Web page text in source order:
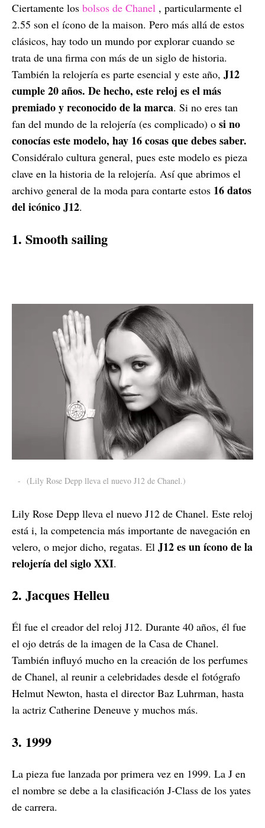
Ciertamente los bolsos de Chanel , particularmente el
2.55 son el ícono de la maison. Pero más allá de estos
clásicos, hay todo un mundo por explorar cuando se
trata de una firma con más de un siglo de historia.
También la relojería es parte esencial y este año, J12
cumple 20 años. De hecho, este reloj es el más
premiado y reconocido de la marca. Si no eres tan
fan del mundo de la relojería (es complicado) o si no
conocías este modelo, hay 16 cosas que debes saber.
Considéralo cultura general, pues este modelo es pieza
clave en la historia de la relojería. Así que abrimos el
archivo general de la moda para contarte estos 16 datos
del icónico J12.
1. Smooth sailing
- (Lily Rose Depp lleva el nuevo J12 de Chanel.)
Lily Rose Depp lleva el nuevo J12 de Chanel. Este reloj
está i, la competencia más importante de navegación en
velero, o mejor dicho, regatas. El J12 es un ícono de la
relojería del siglo XXI.
2. Jacques Helleu
Él fue el creador del reloj J12. Durante 40 años, él fue
el ojo detrás de la imagen de la Casa de Chanel.
También influyó mucho en la creación de los perfumes
de Chanel, al reunir a celebridades desde el fotógrafo
Helmut Newton, hasta el director Baz Luhrman, hasta
la actriz Catherine Deneuve y muchos más.
3. 1999
La pieza fue lanzada por primera vez en 1999. La J en
el nombre se debe a la clasificación J-Class de los yates
de carrera.